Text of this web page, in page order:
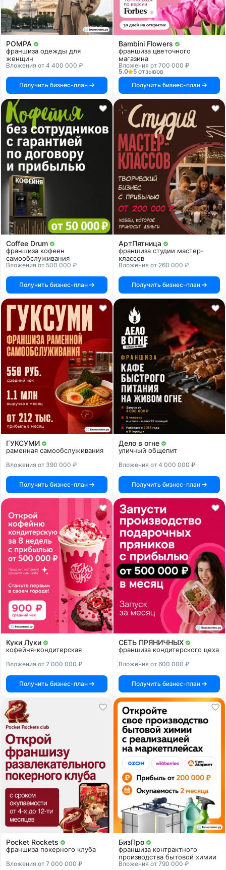
POMPA
франшиза одежды для
женщин
Вложения от 4 400 000 ₽
Получить бизнес-план
Bambini Flowers
франшиза цветочного
магазина
Вложения от 700 000 ₽
5.0
5 отзывов
Получить бизнес-план
Coffee Drum
франшиза кофеен
самообслуживания
Вложения от 500 000 ₽
Получить бизнес-план
АртПятница
франшиза студии мастер-
классов
Вложения от 260 000 ₽
Получить бизнес-план
ГУКСУМИ
раменная самообслуживания
Вложения от 390 000 ₽
Получить бизнес-план
Дело в огне
уличный общепит
Вложения от 4 000 000 ₽
Получить бизнес-план
Куки Луки
кофейня-кондитерская
Вложения от 2 000 000 ₽
Получить бизнес-план
СЕТЬ ПРЯНИЧНЫХ
франшиза кондитерского цеха
Вложения от 600 000 ₽
Получить бизнес-план
Pocket Rockets
франшиза покерного клуба
Вложения от 7 000 000 ₽
БизПро
франшиза контрактного
производства бытовой химии
Вложения от 790 000 ₽